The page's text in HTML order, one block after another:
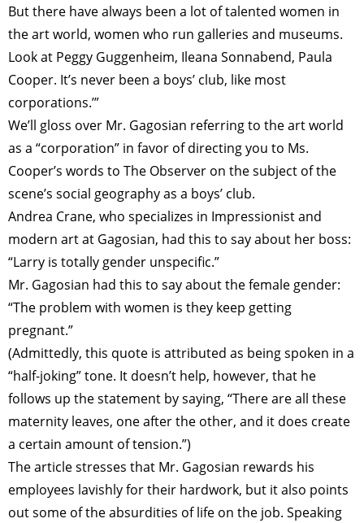
But there have always been a lot of talented women in
the art world, women who run galleries and museums.
Look at Peggy Guggenheim, Ileana Sonnabend, Paula
Cooper. It’s never been a boys’ club, like most
corporations.’”
We’ll gloss over Mr. Gagosian referring to the art world
as a “corporation” in favor of directing you to Ms.
Cooper’s words to The Observer on the subject of the
scene’s social geography as a boys’ club.
Andrea Crane, who specializes in Impressionist and
modern art at Gagosian, had this to say about her boss:
“Larry is totally gender unspecific.”
Mr. Gagosian had this to say about the female gender:
“The problem with women is they keep getting
pregnant.”
(Admittedly, this quote is attributed as being spoken in a
“half-joking” tone. It doesn’t help, however, that he
follows up the statement by saying, “There are all these
maternity leaves, one after the other, and it does create
a certain amount of tension.”)
The article stresses that Mr. Gagosian rewards his
employees lavishly for their hardwork, but it also points
out some of the absurdities of life on the job. Speaking